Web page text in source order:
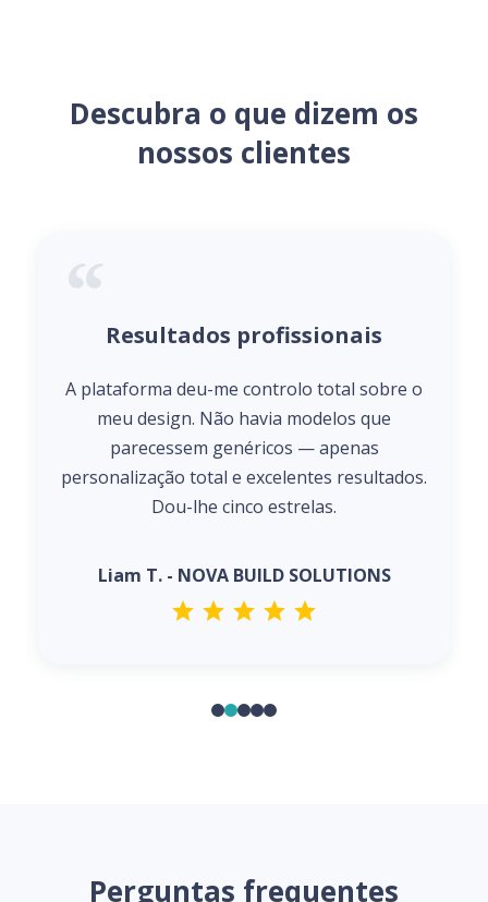
Descubra o que dizem os
nossos clientes
Resultados profissionais
A plataforma deu-me controlo total sobre o
meu design. Não havia modelos que
parecessem genéricos — apenas
personalização total e excelentes resultados.
Dou-lhe cinco estrelas.
Liam T. - NOVA BUILD SOLUTIONS
Perguntas frequentes